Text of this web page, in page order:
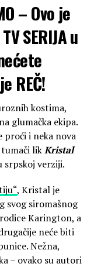
– Ovo je
SERIJA u
REČ!
kostima,
glumačka ekipa.
proći i neka nova
likKristal
srpskoj verziji.
, Kristal je
svog siromašnog
Karington, a
neće biti
Nežna,
– ovako su autori